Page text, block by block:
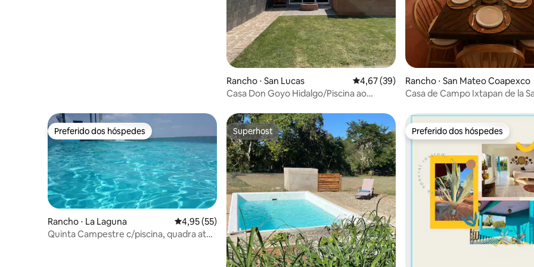
Rancho ⋅ San Lucas 4,67 de uma avaliação média de 5, 39
4,67 (39)
Casa Don Goyo Hidalgo/Piscina ao
Rancho ⋅ San Mateo Coapexco
Casa de Campo Ixtapan de la
Preferido dos hóspedes
Preferido dos hóspedes
Rancho ⋅ La Laguna 4,95 de uma avaliação média de 5, 55 avaliações
4,95 (55)
Quinta Campestre c/piscina, quadra até
Superhost
Superhost Preferido dos hóspedes
Preferido dos hóspedes